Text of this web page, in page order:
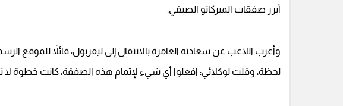
أبرز صفقات الميركاتو الصيفي.
وأعرب اللاعب عن سعادته الغامرة بالانتقال إلى ليفربول، قائلاً للموقع
لحظة، وقلت لوكلائي: افعلوا أي شيء لإتمام هذه الصفقة، كانت خطوة لا